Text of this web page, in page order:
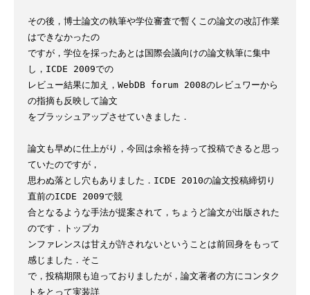
その後，博士論文の執筆や学位審査で暫くこの論文の改訂作業
はできなかったの
ですが，学位を採ったあとは国際会議向けの論文執筆に集中
し，ICDE 2009での
レビュー結果に加え，WebDB forum 2008のレビュワーから
の指摘も反映して論文
をブラッシュアップさせていきました．
論文も早めに仕上がり，今回は余裕を持って投稿できると思っ
ていたのですが，
思わぬ落とし穴もありました．ICDE 2010の論文投稿締切り
直前のICDE 2009で競
合となるような手法が提案されて，ちょうど論文が出版された
のです．トップカ
ンファレンスは甘えが許されないということは前回身をもって
感じました．そこ
で，投稿期限も迫っておりましたが，論文著者の方にコンタク
トをとって実装詳